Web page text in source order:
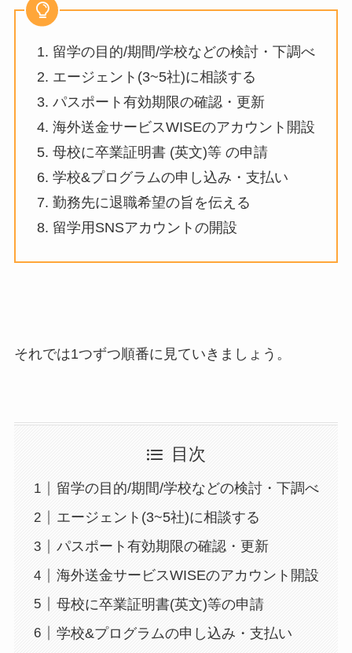
1. 留学の目的/期間/学校などの検討・下調べ
2. エージェント(3~5社)に相談する
3. パスポート有効期限の確認・更新
4. 海外送金サービスWISEのアカウント開設
5. 母校に卒業証明書 (英文)等 の申請
6. 学校&プログラムの申し込み・支払い
7. 勤務先に退職希望の旨を伝える
8. 留学用SNSアカウントの開設
それでは1つずつ順番に見ていきましょう。
目次
留学の目的/期間/学校などの検討・下調べ
エージェント(3~5社)に相談する
パスポート有効期限の確認・更新
海外送金サービスWISEのアカウント開設
母校に卒業証明書(英文)等の申請
学校&プログラムの申し込み・支払い